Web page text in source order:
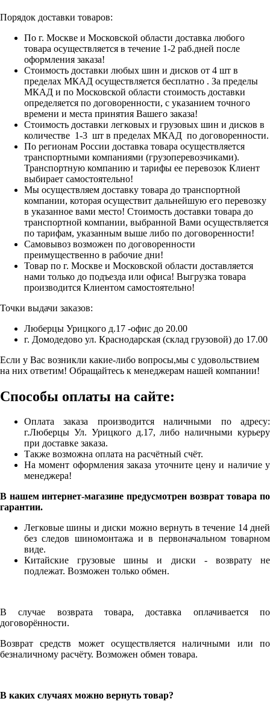
Порядок доставки товаров:
По г. Москве и Московской области доставка любого
товара осуществляется в течение 1-2 раб.дней после
оформления заказа!
Стоимость доставки любых шин и дисков от 4 шт в
пределах МКАД осуществляется бесплатно . За пределы
МКАД и по Московской области стоимость доставки
определяется по договоренности, с указанием точного
времени и места принятия Вашего заказа!
Стоимость доставки легковых и грузовых шин и дисков в
количестве 1-3 шт в пределах МКАД по договоренности.
По регионам России доставка товара осуществляется
транспортными компаниями (грузоперевозчиками).
Транспортную компанию и тарифы ее перевозок Клиент
выбирает самостоятельно!
Мы осуществляем доставку товара до транспортной
компании, которая осуществит дальнейшую его перевозку
в указанное вами место! Стоимость доставки товара до
транспортной компании, выбранной Вами осуществляется
по тарифам, указанным выше либо по договоренности!
Самовывоз возможен по договоренности
преимущественно в рабочие дни!
Товар по г. Москве и Московской области доставляется
нами только до подъезда или офиса! Выгрузка товара
производится Клиентом самостоятельно!
Точки выдачи заказов:
Люберцы Урицкого д.17 -офис до 20.00
г. Домодедово ул. Краснодарская (склад грузовой) до 17.00
Если у Вас возникли какие-либо вопросы,мы с удовольствием
на них ответим! Обращайтесь к менеджерам нашей компании!
Способы оплаты на сайте:
Оплата заказа производится наличными по адресу:
г.Люберцы Ул. Урицкого д.17, либо наличными курьеру
при доставке заказа.
Также возможна оплата на расчётный счёт.
На момент оформления заказа уточните цену и наличие у
менеджера!
В нашем интернет-магазине предусмотрен возврат товара по
гарантии.
Легковые шины и диски можно вернуть в течение 14 дней
без следов шиномонтажа и в первоначальном товарном
виде.
Китайские грузовые шины и диски - возврату не
подлежат. Возможен только обмен.
В случае возврата товара, доставка оплачивается по
договорённости.
Возврат средств может осуществляется наличными или по
безналичному расчёту. Возможен обмен товара.
В каких случаях можно вернуть товар?